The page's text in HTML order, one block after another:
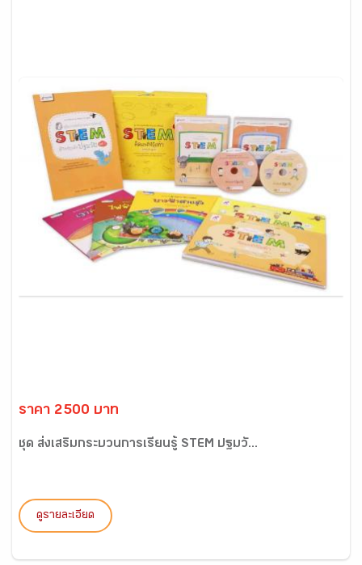
ราคา 2500 บาท
ชุด ส่งเสริมกระบวนการเรียนรู้ STEM ปฐมวั...
ดูรายละเอียด